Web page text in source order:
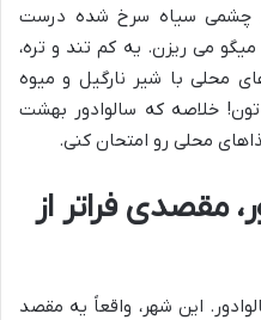
چشمی سیاه سرخ شده درست
می ریزن. یه کم تند و تره،
محلی با شیر نارگیل و میوه
خلاصه که سالوادور بهشت
محلی رو امتحان کنی.
مقصدی فراتر از
این شهر، واقعاً یه مقصد